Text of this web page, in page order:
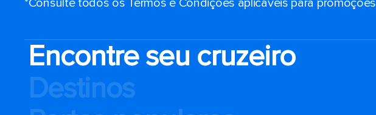
*Consulte todos os Termos e Condições aplicáveis ​​para promoções
Encontre seu cruzeiro
Destinos